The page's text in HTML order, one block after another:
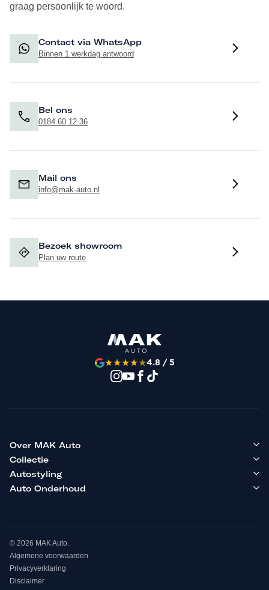
graag persoonlijk te woord.
Contact via WhatsApp
Binnen 1 werkdag antwoord
Bel ons
0184 60 12 36
Mail ons
info@mak-auto.nl
Bezoek showroom
Plan uw route
★★★★★4.8 / 5
Over MAK Auto
Collectie
Autostyling
Auto Onderhoud
© 2026 MAK Auto.
Algemene voorwaarden
Privacyverklaring
Disclaimer